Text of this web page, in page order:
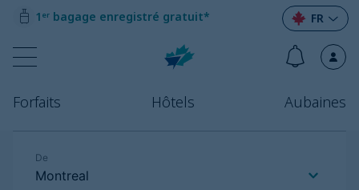
1ᵉʳ bagage enregistré gratuit*
Forfaits Hôtels Aubaines
FR